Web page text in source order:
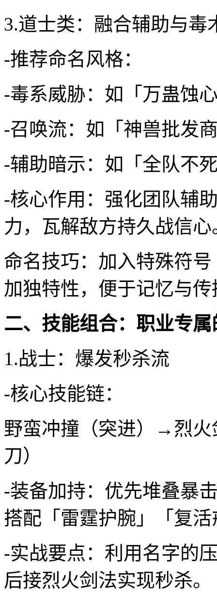
3.道士类：融合辅助与毒
-推荐命名风格：
-毒系威胁：如「万蛊蚀
-召唤流：如「神兽批发
-辅助暗示：如「全队不
-核心作用：强化团队辅
力，瓦解敌方持久战信心
命名技巧：加入特殊符
加独特性，便于记忆与传
二、技能组合：职业专
1.战士：爆发秒杀流
-核心技能链：
野蛮冲撞（突进）→烈
刀）
-装备加持：优先堆叠暴
搭配「雷霆护腕」「复
-实战要点：利用名字的
后接烈火剑法实现秒杀。